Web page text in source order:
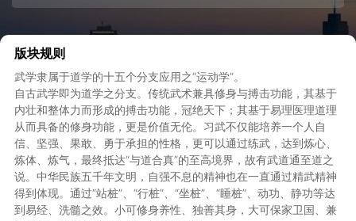
版块规则
武学隶属于道学的十五个分支应用之“运动学”。
自古武学即为道学之分支。传统武术兼具修身与搏击功能，其基于
内壮和整体力而形成的搏击功能，冠绝天下；其基于易理医理道理
从而具备的修身功能，更是价值无伦。习武不仅能培养一个人自
信、坚强、果敢、勇于承担的性格，更可以通过练武，达到炼心、
炼体、炼气，最终抵达“与道合真”的至高境界，故有武道通至道之
说。中华民族五千年文明，自强不息的精神也在一直通过精武精神
得到体现。通过“站桩”、“行桩”、“坐桩”、“睡桩”、动功、静功等达
到易经、洗髓之效。小可修身养性、独善其身，大可保家卫国、兼